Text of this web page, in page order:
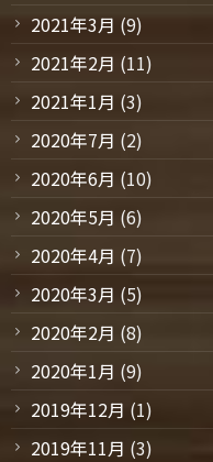
2021年3月 (9)
2021年2月 (11)
2021年1月 (3)
2020年7月 (2)
2020年6月 (10)
2020年5月 (6)
2020年4月 (7)
2020年3月 (5)
2020年2月 (8)
2020年1月 (9)
2019年12月 (1)
2019年11月 (3)